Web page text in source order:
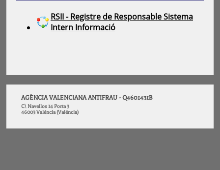
RSII - Registre de Responsable Sistema
Intern Informació
AGÈNCIA VALENCIANA ANTIFRAU - Q4601431B
C\ Navellos 14 Porta 3
46003 Valéncia (Valéncia)